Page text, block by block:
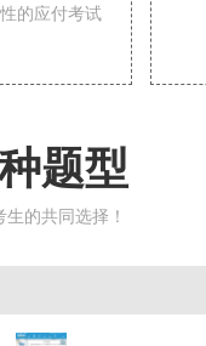
的应付考试
题型
生的共同选择！